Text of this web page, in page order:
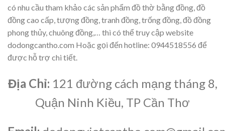
có nhu cầu tham khảo các sản phẩm đồ thờ bằng đồng, đồ
đồng cao cấp, tượng đồng, tranh đồng, trống đồng, đồ đồng
phong thủy, chuông đồng,… thì có thể truy cập website
dodongcantho.com Hoặc gọi đến hotline: 0944518556 để
được hỗ trợ chi tiết.
Địa Chỉ: 121 đường cách mạng tháng 8,
Quận Ninh Kiều, TP Cần Thơ